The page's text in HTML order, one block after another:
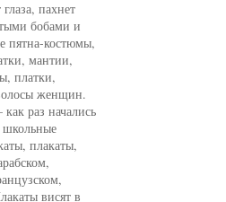
пахнет
бобами и
пятна-костюмы,
мантии,
платки,
женщин.
раз начались
школьные
плакаты,
висят в